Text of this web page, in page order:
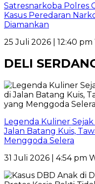
Satresnarkoba Polres
Kasus Peredaran
Diamankan
25 Juli 2026 | 12:40 pm
DELI
Legenda Kuliner Sejak
Jalan Batang Kuis,
Menggoda Selera
31 Juli 2026 | 4:54 pm